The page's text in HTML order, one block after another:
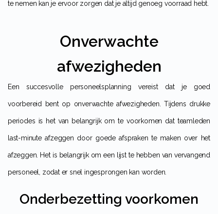
te nemen kan je ervoor zorgen dat je altijd genoeg voorraad hebt.
Onverwachte
afwezigheden
Een succesvolle personeelsplanning vereist dat je goed
voorbereid bent op onverwachte afwezigheden. Tijdens drukke
periodes is het van belangrijk om te voorkomen dat teamleden
last-minute afzeggen door goede afspraken te maken over het
afzeggen. Het is belangrijk om een lijst te hebben van vervangend
personeel, zodat er snel ingesprongen kan worden.
Onderbezetting voorkomen